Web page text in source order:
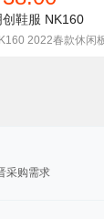
创鞋服 NK160
2022春款休闲
采购需求